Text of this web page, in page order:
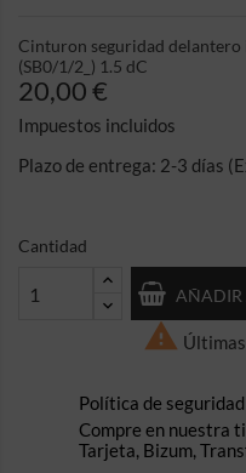
Cinturon seguridad
(SB0/1/2_) 1.5 dC
20,00 €
Impuestos incluidos
Plazo de entrega: 2-3 días
Cantidad
AÑADIR

Política de seguridad
Compre en nuestra
Tarjeta, Bizum,